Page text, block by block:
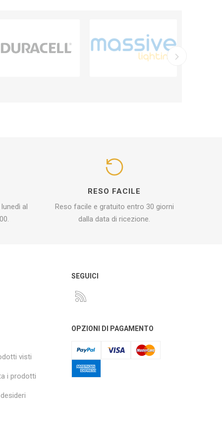
al
RESO FACILE
Reso facile e gratuito entro 30 giorni
dalla data di ricezione.
visti
i prodotti
SEGUICI
OPZIONI DI PAGAMENTO